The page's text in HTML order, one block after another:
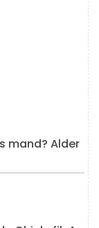
mand? Alder